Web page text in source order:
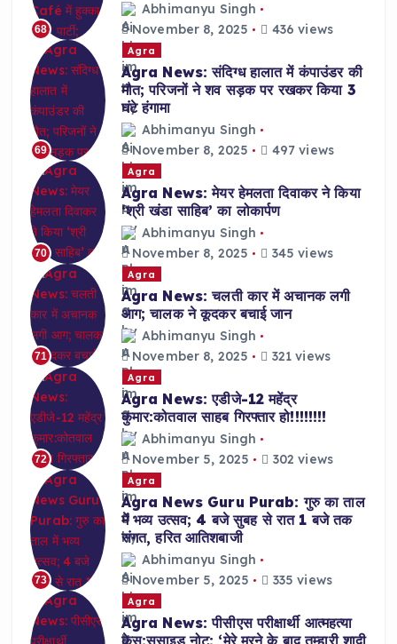
68
Abhimanyu Singh
November 8, 2025
436 views
69
Agra
Agra News: संदिग्ध हालात में कंपाउंडर की
मौत; परिजनों ने शव सड़क पर रखकर किया 3
घंटे हंगामा
Abhimanyu Singh
November 8, 2025
497 views
70
Agra
Agra News: मेयर हेमलता दिवाकर ने किया
‘श्री खंडा साहिब’ का लोकार्पण
Abhimanyu Singh
November 8, 2025
345 views
71
Agra
Agra News: चलती कार में अचानक लगी
आग; चालक ने कूदकर बचाई जान
Abhimanyu Singh
November 8, 2025
321 views
72
Agra
Agra News: एडीजे-12 महेंद्र
कुमार:कोतवाल साहब गिरफ्तार हो!!!!!!!!
Abhimanyu Singh
November 5, 2025
302 views
73
Agra
Agra News Guru Purab: गुरु का ताल
में भव्य उत्सव; 4 बजे सुबह से रात 1 बजे तक
संगत, हरित आतिशबाजी
Abhimanyu Singh
November 5, 2025
335 views
Agra
Agra News: पीसीएस परीक्षार्थी आत्महत्या